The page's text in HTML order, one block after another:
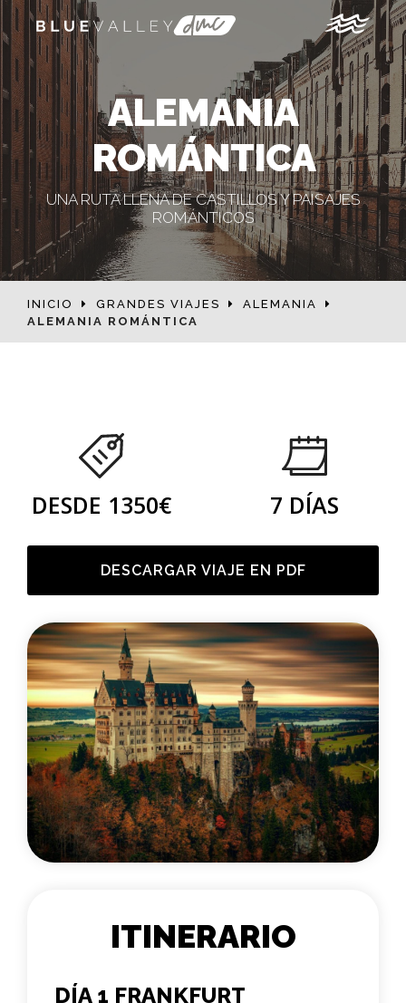
ALEMANIA
ROMÁNTICA
UNA RUTA LLENA DE CASTILLOS Y PAISAJES
ROMÁNTICOS
INICIO GRANDES VIAJES
ALEMANIA
ALEMANIA ROMÁNTICA
DESDE 1350€ 7 DÍAS
DESCARGAR VIAJE EN PDF
ITINERARIO
DÍA 1 FRANKFURT